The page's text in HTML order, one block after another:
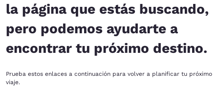
la página que estás buscando,
pero podemos ayudarte a
encontrar tu próximo destino.
Prueba estos enlaces a continuación para volver a planificar tu próximo
viaje.